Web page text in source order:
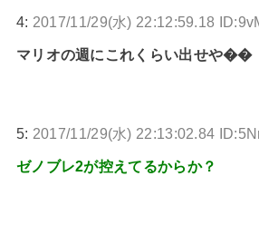
4: 2017/11/29(水) 22:12:59.18
マリオの週にこれくらい出せや��
5: 2017/11/29(水) 22:13:02.84
ゼノブレ2が控えてるからか？